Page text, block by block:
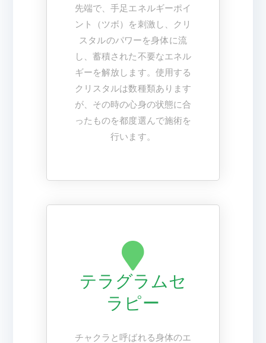
先端で、手足エネルギーポイ
ント（ツボ）を刺激し、クリ
スタルのパワーを身体に流
し、蓄積された不要なエネル
ギーを解放します。使用する
クリスタルは数種類あります
が、その時の心身の状態に合
ったものを都度選んで施術を
行います。
テラグラムセ
ラピー
チャクラと呼ばれる身体のエ